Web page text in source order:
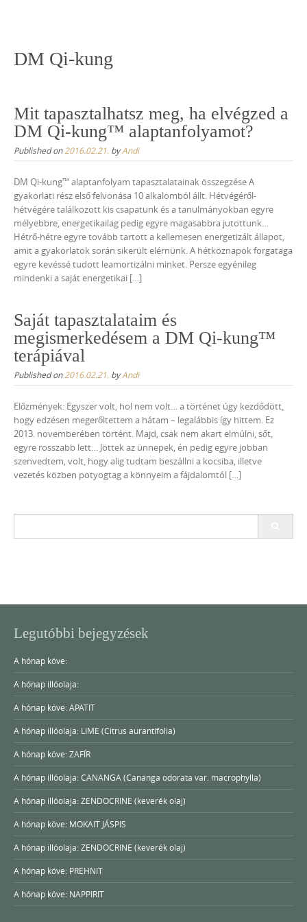
DM Qi-kung
Mit tapasztalhatsz meg, ha elvégzed a
DM Qi-kung™ alaptanfolyamot?
Published on2016.02.21. byAndi
DM Qi-kung™ alaptanfolyam tapasztalatainak összegzése A
gyakorlati rész első felvonása 10 alkalomból állt. Hétvégéről-
hétvégére találkozott kis csapatunk és a tanulmányokban egyre
mélyebbre, energetikailag pedig egyre magasabbra jutottunk…
Hétrő-hétre egyre tovább tartott a kellemesen energetizált állapot,
amit a gyakorlatok során sikerült elérnünk. A hétköznapok forgataga
egyre kevéssé tudott leamortizálni minket. Persze egyénileg
mindenki a saját energetikai […]
Saját tapasztalataim és
megismerkedésem a DM Qi-kung™
terápiával
Published on2016.02.21. byAndi
Előzmények: Egyszer volt, hol nem volt… a történet úgy kezdődött,
hogy edzésen megerőltettem a hátam – legalábbis így hittem. Ez
2013. novemberében történt. Majd, csak nem akart elmúlni, sőt,
egyre rosszabb lett… Jöttek az ünnepek, én pedig egyre jobban
szenvedtem, volt, hogy alig tudtam beszállni a kocsiba, illetve
vezetés közben potyogtag a könnyeim a fájdalomtól […]
Legutóbbi bejegyzések
A hónap köve:
A hónap illóolaja:
A hónap köve: APATIT
A hónap illóolaja: LIME (Citrus aurantifolia)
A hónap köve: ZAFÍR
A hónap illóolaja: CANANGA (Cananga odorata var. macrophylla)
A hónap illóolaja: ZENDOCRINE (keverék olaj)
A hónap köve: MOKAIT JÁSPIS
A hónap illóolaja: ZENDOCRINE (keverék olaj)
A hónap köve: PREHNIT
A hónap köve: NAPPIRIT